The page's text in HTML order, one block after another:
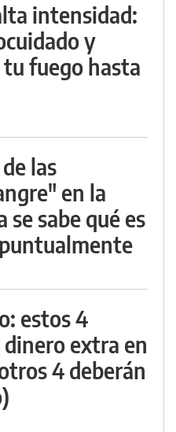
intensidad:
y
fuego hasta
las
en la
sabe qué es
estos 4
extra en
4 deberán